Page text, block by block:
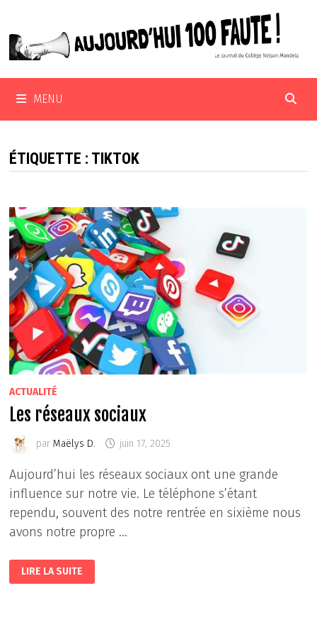
contenu
MENU
ÉTIQUETTE : TIKTOK
ACTUALITÉ
Les réseaux sociaux
parMaëlys D. juin 17, 2025
Aujourd’hui les réseaux sociaux ont une grande
influence sur notre vie. Le téléphone s’étant
rependu, souvent des notre rentrée en sixième nous
avons notre propre …
LES
RÉSEAUX
SOCIAUX
LIRE LA SUITE